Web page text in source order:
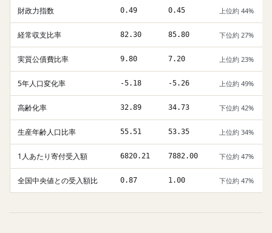
財政力指数 0.49 0.45 上位約 44%
経常収支比率 82.30 85.80 下位約 27%
実質公債費比率 9.80 7.20 上位約 23%
5年人口変化率 -5.18 -5.26 上位約 49%
高齢化率 32.89 34.73 下位約 42%
生産年齢人口比率 55.51 53.35 上位約 34%
1人あたり寄付受入額 6820.21 7882.00 下位約 47%
全国中央値との受入額比 0.87 1.00 下位約 47%